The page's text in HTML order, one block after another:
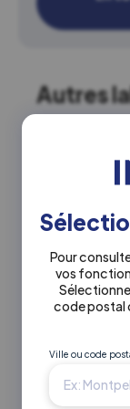
Pour
vos
code postal
Ville ou code
Autres